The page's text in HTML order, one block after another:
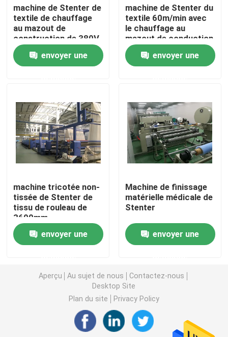
nouvelles
Demandez une citation
stenter d'arrangement de la chaleur
Machine de Stenter d'air chaud
machine de stenter de tissu
Machine de finissage de textile
Machine de vapeur de boucle
Détendez une machine plus sèche
machine de Stenter de
textile de chauffage
au mazout de
construction de 380V
220V
envoyer une
machine de Stenter du
textile 60m/min avec
le chauffage au
mazout de conduction
envoyer une
machine tricotée non-
tissée de Stenter de
tissu de rouleau de
3600mm
envoyer une
Machine de finissage
matérielle médicale de
Stenter
envoyer une
Aperçu Au sujet de nous
Contactez-nous
Desktop Site
Plan du site
Privacy Policy